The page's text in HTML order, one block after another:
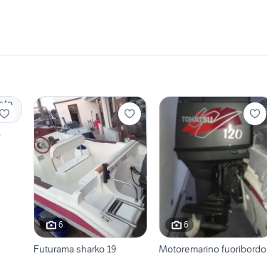
6
Futurama sharko 19
6
Motoremarino fuoribordo